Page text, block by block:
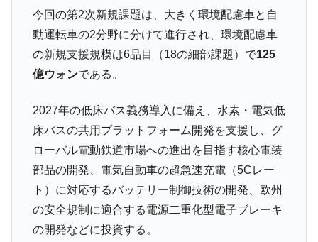
『Money1』
韓国ボンクラ政策室長･金容範、株価暴落に
他人事のような発言。
『Money1』
韓国半導体『SKハイニックス』2026年2Qの
業績「史上最高益」当期純利益は前年同期比13.4倍に。
機 ⇒ 10.7兆では損が出るからできない。
『Money1』
【速報】韓国株式市場の暴落・本日07月29
日(水)もサイドカー・サーキットブレイカーの二段コンボ
発動！
『Money1』
IT産業は人を雇用する効果は低い。全産業の
半分未満しか雇用を生まない
Fact1
日本の誇る海洋資源調査船『白嶺』は先進技術の
今回の第2次新規課題は、大きく環境配慮車と自
動運転車の2分野に分けて進行され、環境配慮車
の新規支援規模は6品目（18の細部課題）で125
億ウォンである。
2027年の低床バス義務導入に備え、水素・電気低
床バスの共用プラットフォーム開発を支援し、グ
ローバル電動鉄道市場への進出を目指す核心電装
部品の開発、電気自動車の超急速充電（5Cレー
ト）に対応するバッテリー制御技術の開発、欧州
の安全規制に適合する電源二重化型電子ブレーキ
の開発などに投資する。